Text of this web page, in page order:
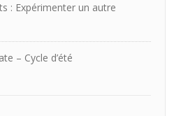
: Expérimenter un autre
– Cycle d’été